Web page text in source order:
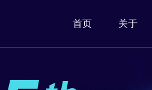
首页 关于